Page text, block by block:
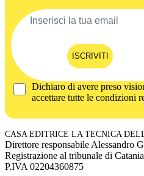
ISCRIVITI
Dichiaro di avere preso
accettare tutte le condizioni
CASA EDITRICE LA TECNICA
Direttore responsabile Alessandro
Registrazione al tribunale di
P.IVA 02204360875